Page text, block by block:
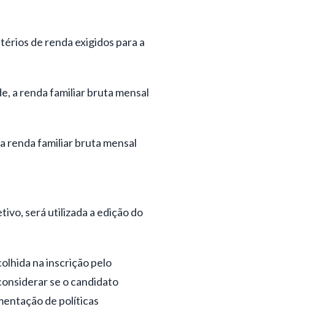
de renda exigidos para a
a renda familiar bruta mensal
renda familiar bruta mensal
será utilizada a edição do
na inscrição pelo
se o candidato
de políticas